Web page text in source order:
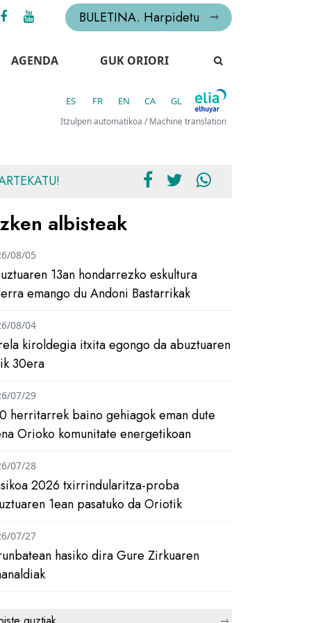
BULETINA. Harpidetu
AGENDA GUK ORIORI
ES FR EN CA GL
Itzulpen automatikoa / Machine translation
albisteak
13an hondarrezko eskultura
emango du Andoni Bastarrikak
08/05
kiroldegia itxita egongo da abuztuaren
30era
08/04
herritarrek baino gehiagok eman dute
Orioko komunitate energetikoan
07/29
2026 txirrindularitza-proba
1ean pasatuko da Oriotik
07/28
hasiko dira Gure Zirkuaren
07/27